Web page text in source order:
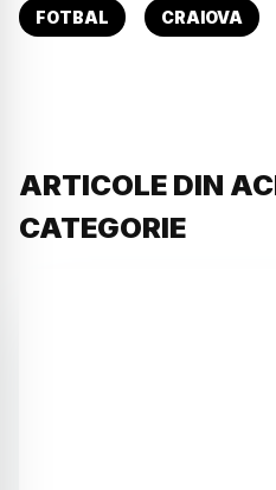
FOTBAL CRAIOVA
ARTICOLE DIN
CATEGORIE